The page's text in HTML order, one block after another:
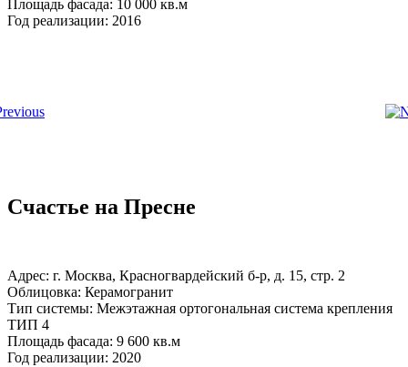
Площадь фасада: 10 000 кв.м
Год реализации: 2016
Счастье на Пресне
Адрес: г. Москва, Красногвардейский б-р, д. 15, стр. 2
Облицовка: Керамогранит
Тип системы: Межэтажная ортогональная система крепления
ТИП 4
Площадь фасада: 9 600 кв.м
Год реализации: 2020